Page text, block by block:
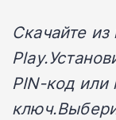
Скачайте
PIN-код или